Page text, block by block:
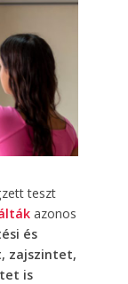
teszt
azonos
és
zajszintet,
is